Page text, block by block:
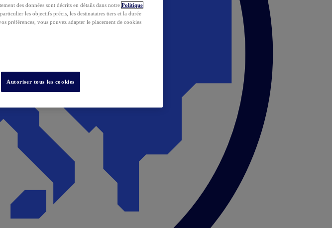
des données sont décrits en détails dans notre Politique
particulier les objectifs précis, les destinataires tiers et la durée
préférences, vous pouvez adapter le placement de cookies
Autoriser tous les cookies